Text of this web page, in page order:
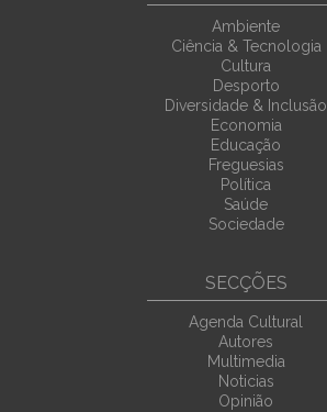
Ambiente
Ciência & Tecnologia
Cultura
Desporto
Diversidade & Inclusão
Economia
Educação
Freguesias
Política
Saúde
Sociedade
SECÇÕES
Agenda Cultural
Autores
Multimedia
Noticias
Opinião